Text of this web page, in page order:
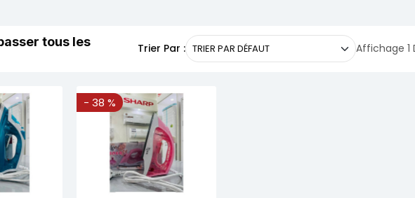
tous les
Trier Par : Affichage 1
- 38 %